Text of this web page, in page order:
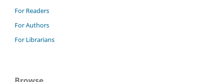
For Readers
For Authors
For Librarians